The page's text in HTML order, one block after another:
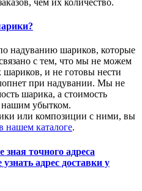
надуванию шариков, которые
с тем, что мы не можем
шариков, и не готовы нести
при надувании. Мы не
шарика, а стоимость
нашим убытком.
или композиции с ними, вы
нашем каталоге.
точного адреса
адрес доставки у